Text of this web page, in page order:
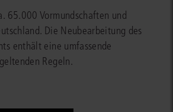
65.000 Vormundschaften und
Die Neubearbeitung des
enthält eine umfassende
Regeln.